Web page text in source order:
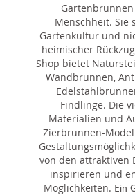
Menschheit. Sie
Gartenkultur und
heimischer
Shop bietet
Wandbrunnen,
Findlinge. Die
Materialien und
Zierbrunnen-
von den attraktiven
inspirieren und
Möglichkeiten. Ein